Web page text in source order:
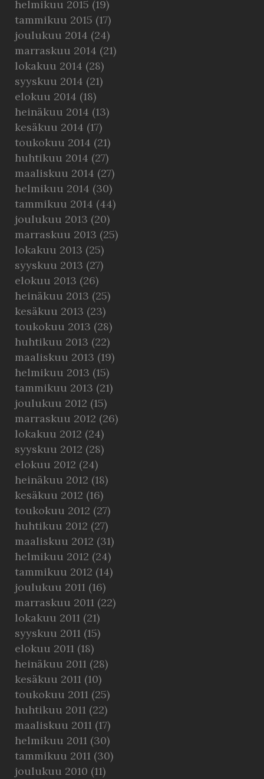
helmikuu 2015 (19)
tammikuu 2015 (17)
joulukuu 2014 (24)
marraskuu 2014 (21)
lokakuu 2014 (28)
syyskuu 2014 (21)
elokuu 2014 (18)
heinäkuu 2014 (13)
kesäkuu 2014 (17)
toukokuu 2014 (21)
huhtikuu 2014 (27)
maaliskuu 2014 (27)
helmikuu 2014 (30)
tammikuu 2014 (44)
joulukuu 2013 (20)
marraskuu 2013 (25)
lokakuu 2013 (25)
syyskuu 2013 (27)
elokuu 2013 (26)
heinäkuu 2013 (25)
kesäkuu 2013 (23)
toukokuu 2013 (28)
huhtikuu 2013 (22)
maaliskuu 2013 (19)
helmikuu 2013 (15)
tammikuu 2013 (21)
joulukuu 2012 (15)
marraskuu 2012 (26)
lokakuu 2012 (24)
syyskuu 2012 (28)
elokuu 2012 (24)
heinäkuu 2012 (18)
kesäkuu 2012 (16)
toukokuu 2012 (27)
huhtikuu 2012 (27)
maaliskuu 2012 (31)
helmikuu 2012 (24)
tammikuu 2012 (14)
joulukuu 2011 (16)
marraskuu 2011 (22)
lokakuu 2011 (21)
syyskuu 2011 (15)
elokuu 2011 (18)
heinäkuu 2011 (28)
kesäkuu 2011 (10)
toukokuu 2011 (25)
huhtikuu 2011 (22)
maaliskuu 2011 (17)
helmikuu 2011 (30)
tammikuu 2011 (30)
joulukuu 2010 (11)